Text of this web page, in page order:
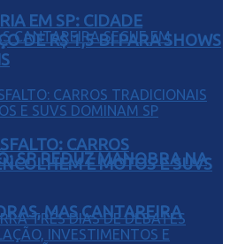
SP REDUZ MANOBRA NA
MAS CANTAREIRA
EM SP: CIDADE
DE R$ 1,5 BI PARA SHOWS
CARROS
E MOTOS E SUVS